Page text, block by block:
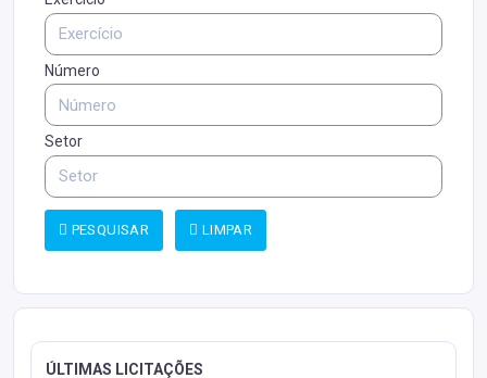
Número
Setor
PESQUISAR LIMPAR
ÚLTIMAS LICITAÇÕES